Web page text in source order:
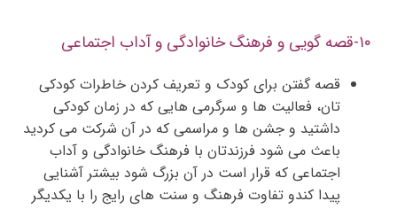
قصه گفتن برای کودک و تعریف کردن خاطرات کودکی
تان، فعالیت ها و سرگرمی هایی که در زمان کودکی
داشتید و جشن ها و مراسمی که در آن شرکت می کردید
باعث می شود فرزندتان با فرهنگ خانوادگی و آداب
اجتماعی که قرار است در آن بزرگ شود بیشتر آشنایی
پیدا کندو تفاوت فرهنگ و سنت های رایج را با یکدیگر